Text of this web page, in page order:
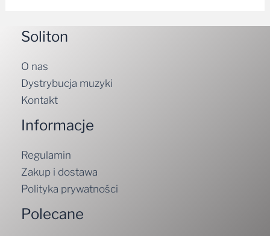
Soliton
O nas
Dystrybucja muzyki
Kontakt
Informacje
Regulamin
Zakup i dostawa
Polityka prywatności
Polecane